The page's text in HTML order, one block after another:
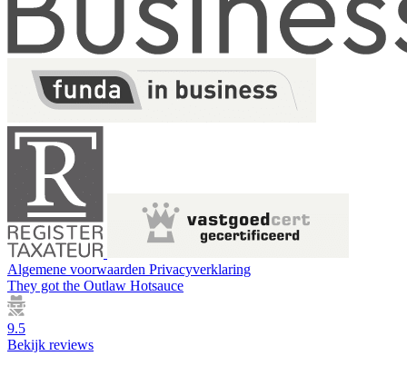
Algemene voorwaarden Privacyverklaring
They got the Outlaw Hotsauce
9.5
Bekijk reviews